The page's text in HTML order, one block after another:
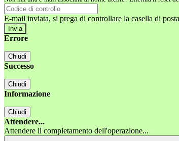
E-mail inviata, si prega di controllare la casella di
Errore
Chiudi
Successo
Chiudi
Informazione
Chiudi
Attendere...
Attendere il completamento dell'operazione...